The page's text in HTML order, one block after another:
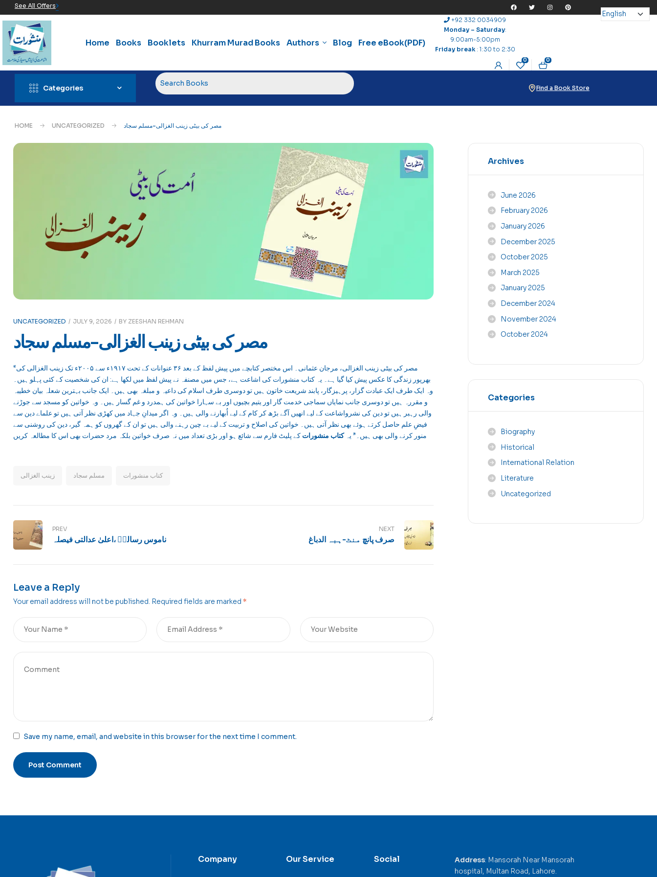
See All Offers
Home Books Booklets Khurram Murad Books Authors Blog Free eBook(PDF)
+92 332 0034909
Monday – Saturday:
9:00am-5:00pm
Friday break: 1:30 to 2:30
0 0
Categories Find a Book Store
HOME UNCATEGORIZED مصر کی بیٹی زینب الغزالی-مسلم سجاد
UNCATEGORIZED JULY 9, 2026 BY ZEESHAN REHMAN
مصر کی بیٹی زینب الغزالی-مسلم سجاد
“مصر کی بیٹی زینب الغزالی، مرجان عثمانی۔ اس مختصر کتابچے میں پیش لفظ کے بعد ۳۶ عنوانات کے تحت ۱۹۱۷ء سے ۲۰۰۵ء تک زینب الغزالی کی
بھرپور زندگی کا عکس پیش کیا گیا ہے۔ یہ کتاب منشورات کی اشاعت ہے، جس میں مصنفہ نے پیش لفظ میں لکھا ہے: ان کی شخصیت کے کئی پہلو ہیں۔
وہ ایک طرف ایک عبادت گزار، پرہیزگار، پابند شریعت خاتون ہیں تو دوسری طرف اسلام کی داعیہ و مبلغہ بھی ہیں۔ ایک جانب بہترین شعلہ بیان خطیبہ
و مقررہ ہیں تو دوسری جانب نمایاں سماجی خدمت گار اور یتیم بچیوں اور بے سہارا خواتین کی ہمدرد و غم گسار ہیں۔ وہ خواتین کو مسجد سے جوڑنے
والی رہبر ہیں تو دین کی نشرواشاعت کے لیے انھیں آگے بڑھ کر کام کے لیے اُبھارنے والی ہیں۔ وہ اگر میدانِ جہاد میں کھڑی نظر آتی ہیں تو علماے دین سے
فیضِ علم حاصل کرتے ہوئے بھی نظر آتی ہیں۔ خواتین کی اصلاح و تربیت کے لیے بے چین رہنے والی ہیں تو ان کے گھروں کو ہمہ گیر، دین کی روشنی سے
منور کرنے والی بھی ہیں۔” یہ کتاب منشورات کے پلیٹ فارم سے شائع ہو اور بڑی تعداد میں نہ صرف خواتین بلکہ مرد حضرات بھی اس کا مطالعہ کریں
زینب الغزالی مسلم سجاد کتاب منشورات
PREV
ناموس رسالتؐ ،اعلیٰ عدالتی فیصلہ
NEXT
صرف پانچ منٹ-ہبہ الدباغ
Leave a Reply
Your email address will not be published. Required fields are marked *
Save my name, email, and website in this browser for the next time I comment.
Archives
June 2026
February 2026
January 2026
December 2025
October 2025
March 2025
January 2025
December 2024
November 2024
October 2024
Categories
Biography
Historical
International Relation
Literature
Uncategorized
Company Our Service Social Address: Mansorah Near Mansorah
hospital, Multan Road, Lahore.